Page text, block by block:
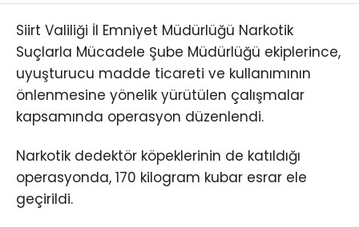
Siirt Valiliği İl Emniyet Müdürlüğü Narkotik
Suçlarla Mücadele Şube Müdürlüğü ekiplerince,
uyuşturucu madde ticareti ve kullanımının
önlenmesine yönelik yürütülen çalışmalar
kapsamında operasyon düzenlendi.
Narkotik dedektör köpeklerinin de katıldığı
operasyonda, 170 kilogram kubar esrar ele
geçirildi.